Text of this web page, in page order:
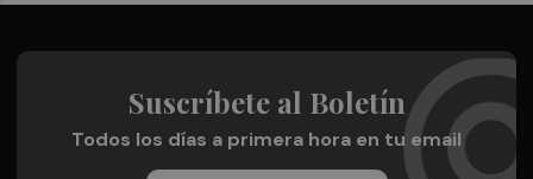
Suscríbete al Boletín
Todos los días a primera hora en tu email